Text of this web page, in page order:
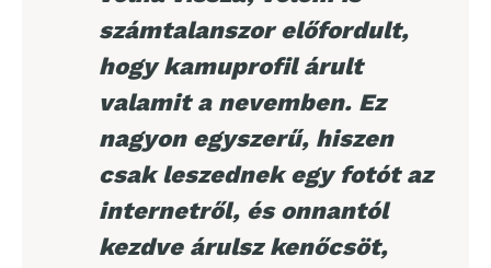
számtalanszor előfordult,
hogy kamuprofil árult
valamit a nevemben. Ez
nagyon egyszerű, hiszen
csak leszednek egy fotót az
internetről, és onnantól
kezdve árulsz kenőcsöt,